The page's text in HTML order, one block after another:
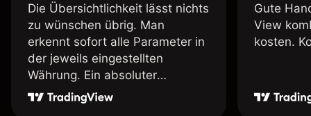
Die Übersichtlichkeit lässt nichts
zu wünschen übrig. Man
erkennt sofort alle Parameter in
der jeweils eingestellten
Währung. Ein absoluter
Pluspunkt an dieser Stelle.
Gute
View
kosten.